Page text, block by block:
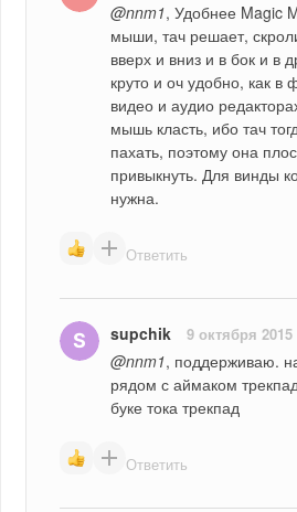
@nnm1, Удобнее Magic
мыши, тач решает,
вверх и вниз и в бок и в
круто и оч удобно, как в
видео и аудио
мышь класть, ибо тач
пахать, поэтому она
привыкнуть. Для винды
нужна.
Ответить
supchik 9 октября 2015
@nnm1, поддерживаю.
рядом с аймаком
буке тока трекпад
Ответить